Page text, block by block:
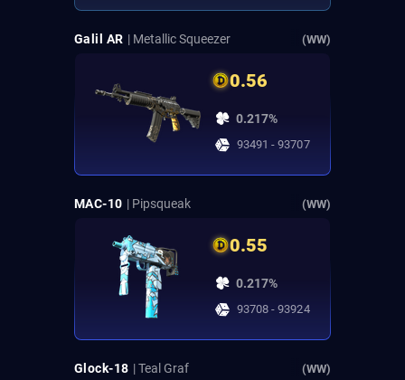
Galil AR | Metallic Squeezer (WW)
0.56
0.217%
93491 - 93707
MAC-10 | Pipsqueak (WW)
0.55
0.217%
93708 - 93924
Glock-18 | Teal Graf (WW)